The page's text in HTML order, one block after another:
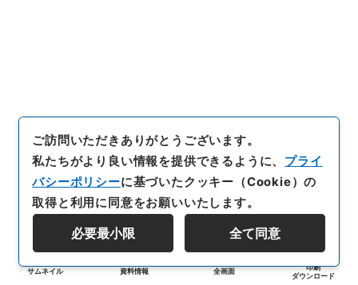
サムネイル 資料情報 全画面
印刷
ダウンロード
ご訪問いただきありがとうございます。
私たちがより良い情報を提供できるように、 プライ
バシーポリシーに基づいたクッキー（Cookie）の
取得と利用に同意をお願いいたします。
必要最小限 全て同意